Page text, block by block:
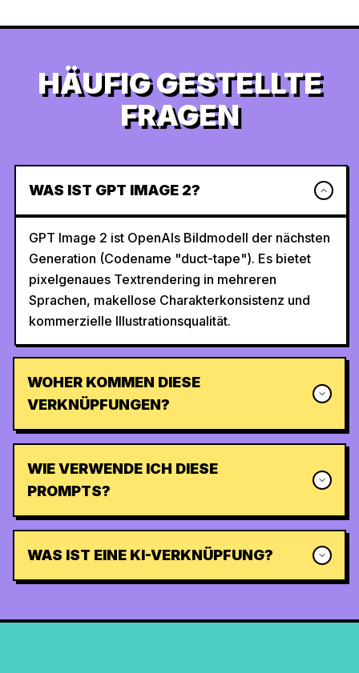
HÄUFIG GESTELLTE
FRAGEN
WAS IST GPT IMAGE 2?
GPT Image 2 ist OpenAIs Bildmodell der nächsten
Generation (Codename "duct-tape"). Es bietet
pixelgenaues Textrendering in mehreren
Sprachen, makellose Charakterkonsistenz und
kommerzielle Illustrationsqualität.
WOHER KOMMEN DIESE
VERKNÜPFUNGEN?
WIE VERWENDE ICH DIESE
PROMPTS?
WAS IST EINE KI-VERKNÜPFUNG?